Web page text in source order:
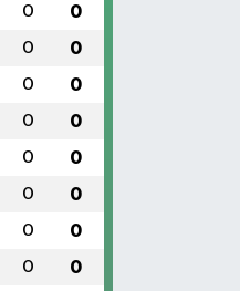
0 0
0 0
0 0
0 0
0 0
0 0
0 0
0 0